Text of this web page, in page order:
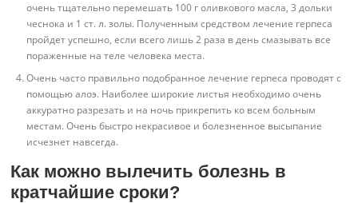
очень тщательно перемешать 100 г оливкового масла, 3 дольки
чеснока и 1 ст. л. золы. Полученным средством лечение герпеса
пройдет успешно, если всего лишь 2 раза в день смазывать все
пораженные на теле человека места.
Очень часто правильно подобранное лечение герпеса проводят с
помощью алоэ. Наиболее широкие листья необходимо очень
аккуратно разрезать и на ночь прикрепить ко всем больным
местам. Очень быстро некрасивое и болезненное высыпание
исчезнет навсегда.
Как можно вылечить болезнь в
кратчайшие сроки?